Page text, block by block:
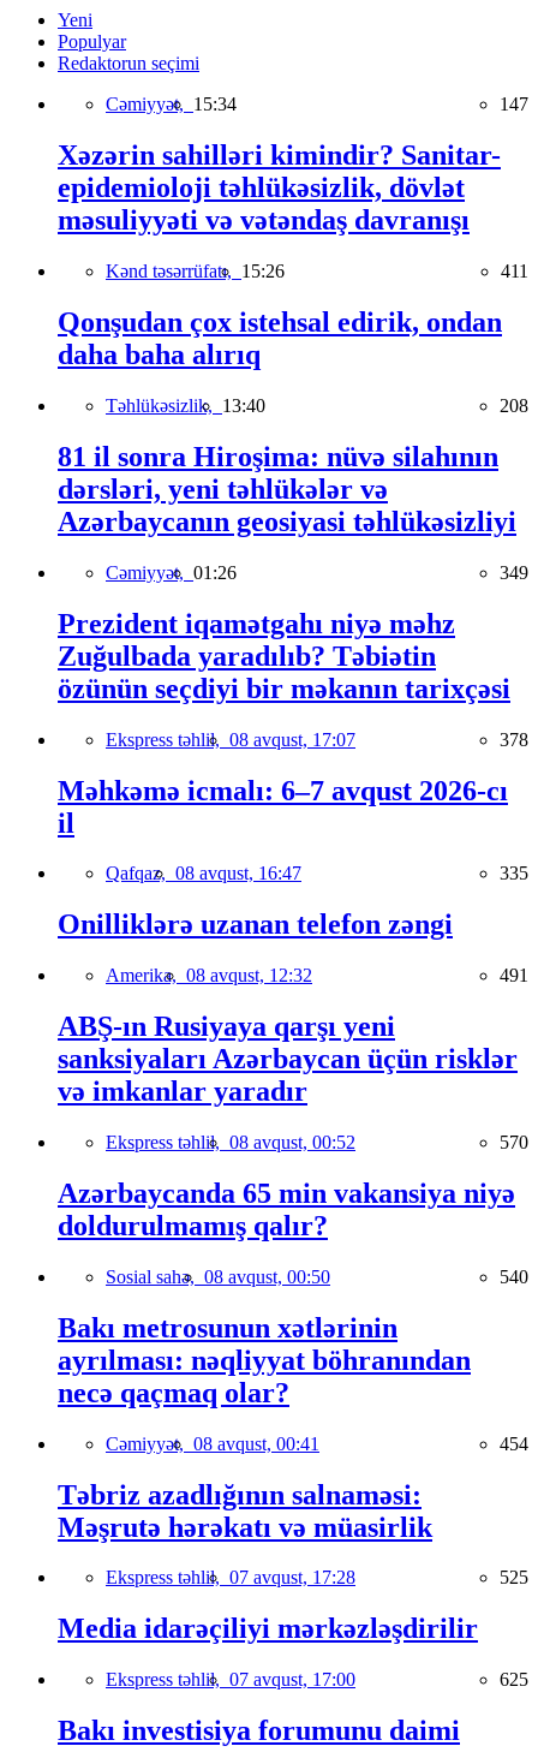
Yeni
Populyar
Redaktorun seçimi
Cəmiyyət, 15:34 147
Xəzərin sahilləri kimindir? Sanitar-
epidemioloji təhlükəsizlik, dövlət
məsuliyyəti və vətəndaş davranışı
Kənd təsərrüfatı, 15:26 411
Qonşudan çox istehsal edirik, ondan
daha baha alırıq
Təhlükəsizlik, 13:40 208
81 il sonra Hiroşima: nüvə silahının
dərsləri, yeni təhlükələr və
Azərbaycanın geosiyasi təhlükəsizliyi
Cəmiyyət, 01:26 349
Prezident iqamətgahı niyə məhz
Zuğulbada yaradılıb? Təbiətin
özünün seçdiyi bir məkanın tarixçəsi
Ekspress təhlil, 08 avqust, 17:07 378
Məhkəmə icmalı: 6–7 avqust 2026-cı
il
Qafqaz, 08 avqust, 16:47 335
Onilliklərə uzanan telefon zəngi
Amerika, 08 avqust, 12:32 491
ABŞ-ın Rusiyaya qarşı yeni
sanksiyaları Azərbaycan üçün risklər
və imkanlar yaradır
Ekspress təhlil, 08 avqust, 00:52 570
Azərbaycanda 65 min vakansiya niyə
doldurulmamış qalır?
Sosial sahə, 08 avqust, 00:50 540
Bakı metrosunun xətlərinin
ayrılması: nəqliyyat böhranından
necə qaçmaq olar?
Cəmiyyət, 08 avqust, 00:41 454
Təbriz azadlığının salnaməsi:
Məşrutə hərəkatı və müasirlik
Ekspress təhlil, 07 avqust, 17:28 525
Media idarəçiliyi mərkəzləşdirilir
Ekspress təhlil, 07 avqust, 17:00 625
Bakı investisiya forumunu daimi